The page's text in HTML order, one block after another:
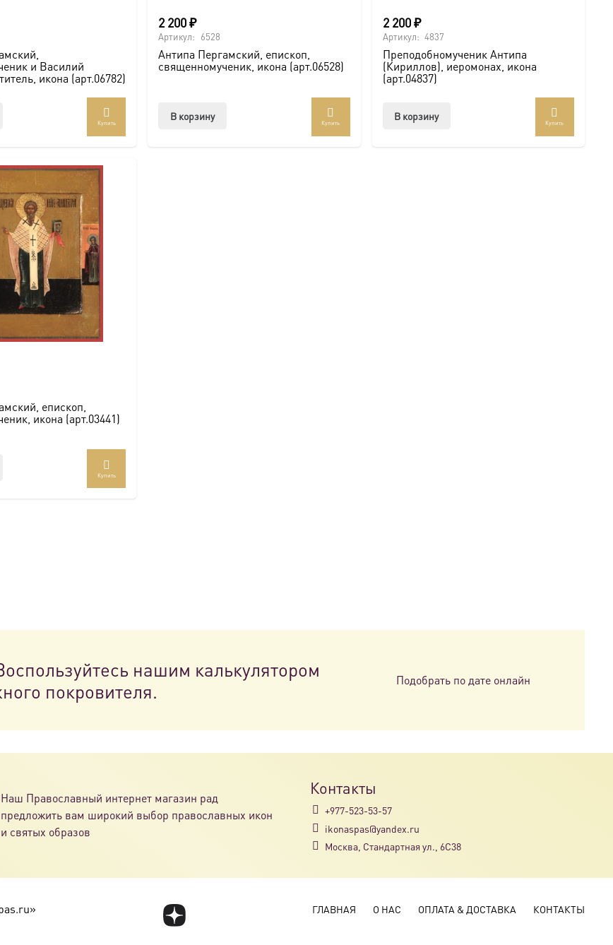
и Василий
икона (арт.06782)
Купить
2 200₽
Артикул: 6528
Антипа Пергамский, епископ,
священномученик, икона (арт.06528)
В корзину
Купить
2 200₽
Артикул: 4837
Преподобномученик Антипа
(Кириллов), иеромонах, икона
(арт.04837)
В корзину
Купить
епископ,
икона (арт.03441)
Купить
нашим калькулятором
покровителя.
Подобрать по дате онлайн
Наш Православный интернет магазин рад
предложить вам широкий выбор православных икон
и святых образов
Контакты
+977-523-53-57
ikonaspas@yandex.ru
Москва, Стандартная ул., 6С38
ГЛАВНАЯ О НАС ОПЛАТА & ДОСТАВКА КОНТАКТЫ